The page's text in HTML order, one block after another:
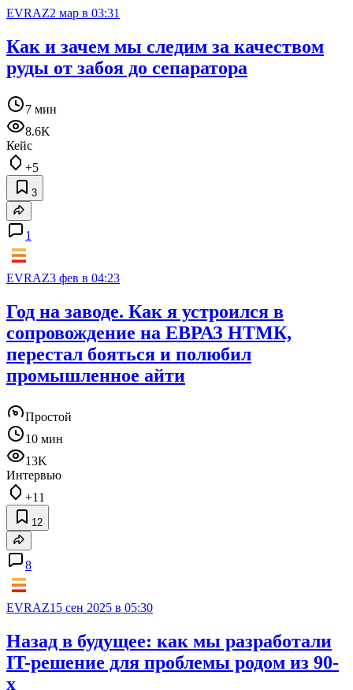
EVRAZ2 мар в 03:31
Как и зачем мы следим за качеством
руды от забоя до сепаратора
7 мин
8.6K
Кейс
+5
3
1
EVRAZ3 фев в 04:23
Год на заводе. Как я устроился в
сопровождение на ЕВРАЗ НТМК,
перестал бояться и полюбил
промышленное айти
Простой
10 мин
13K
Интервью
+11
12
8
EVRAZ15 сен 2025 в 05:30
Назад в будущее: как мы разработали
IT-решение для проблемы родом из 90-
х